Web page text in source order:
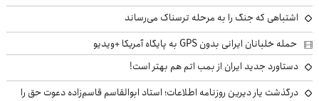
اشتباهی که جنگ را به مرحله ترسناک می‌رساند
حمله خلبانان ایرانی بدون GPS به پایگاه آمریکا +ویدیو
دستاورد جدید ایران از بمب اتم هم بهتر است!
درگذشت یار دیرین روزنامه اطلاعات؛ استاد ابوالقاسم قاسم‌زاده دعوت حق را